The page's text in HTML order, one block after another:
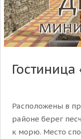
Расположены в
районе берег
к морю. Место